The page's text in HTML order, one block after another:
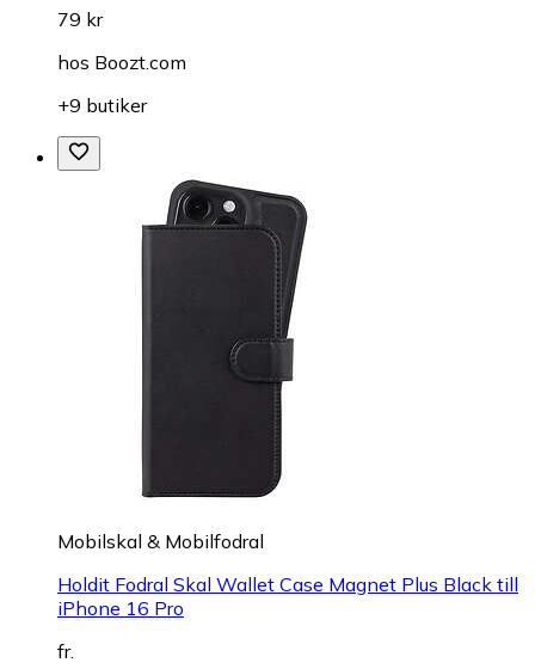
79 kr
hos Boozt.com
+9 butiker
Mobilskal & Mobilfodral
Holdit Fodral Skal Wallet Case Magnet Plus Black till
iPhone 16 Pro
fr.